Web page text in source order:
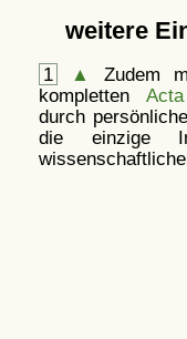
weitere
1 ▲
Zudem
kompletten Acta
durch
die einzige